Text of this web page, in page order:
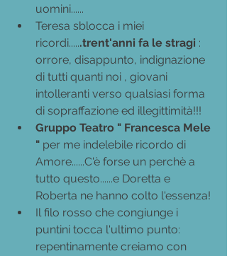
uomini......
Teresa sblocca i miei
ricordi......trent'anni fa le stragi :
orrore, disappunto, indignazione
di tutti quanti noi , giovani
intolleranti verso qualsiasi forma
di sopraffazione ed illegittimità!!!
Gruppo Teatro " Francesca Mele
" per me indelebile ricordo di
Amore......C'è forse un perchè a
tutto questo......e Doretta e
Roberta ne hanno colto l'essenza!
Il filo rosso che congiunge i
puntini tocca l'ultimo punto:
repentinamente creiamo con